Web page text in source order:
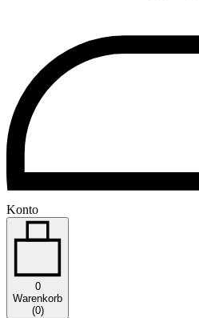
Konto
0
Warenkorb
(0)